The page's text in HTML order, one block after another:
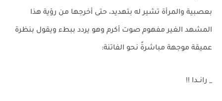
بعصبية والمرأة تشير له بتهديد، حتى أخرجها من رؤية هذا
المشهد الغير مفهوم صوت أكرم وهو يردد ببطء ويقول بنظرة
عميقة موجهة مباشرةً نحو الفاتنة:
_ رانــدا !!